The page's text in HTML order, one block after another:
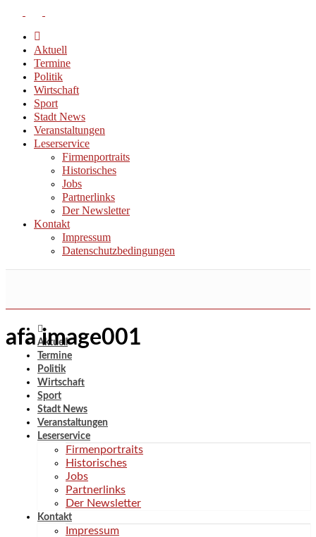
Aktuell
Termine
Politik
Wirtschaft
Sport
Stadt News
Veranstaltungen
Leserservice
Firmenportraits
Historisches
Jobs
Partnerlinks
Der Newsletter
Kontakt
Impressum
Datenschutzbedingungen
Aktuell
Termine
Politik
Wirtschaft
Sport
Stadt News
Veranstaltungen
Leserservice
Firmenportraits
Historisches
Jobs
Partnerlinks
Der Newsletter
Kontakt
Impressum
afa image001